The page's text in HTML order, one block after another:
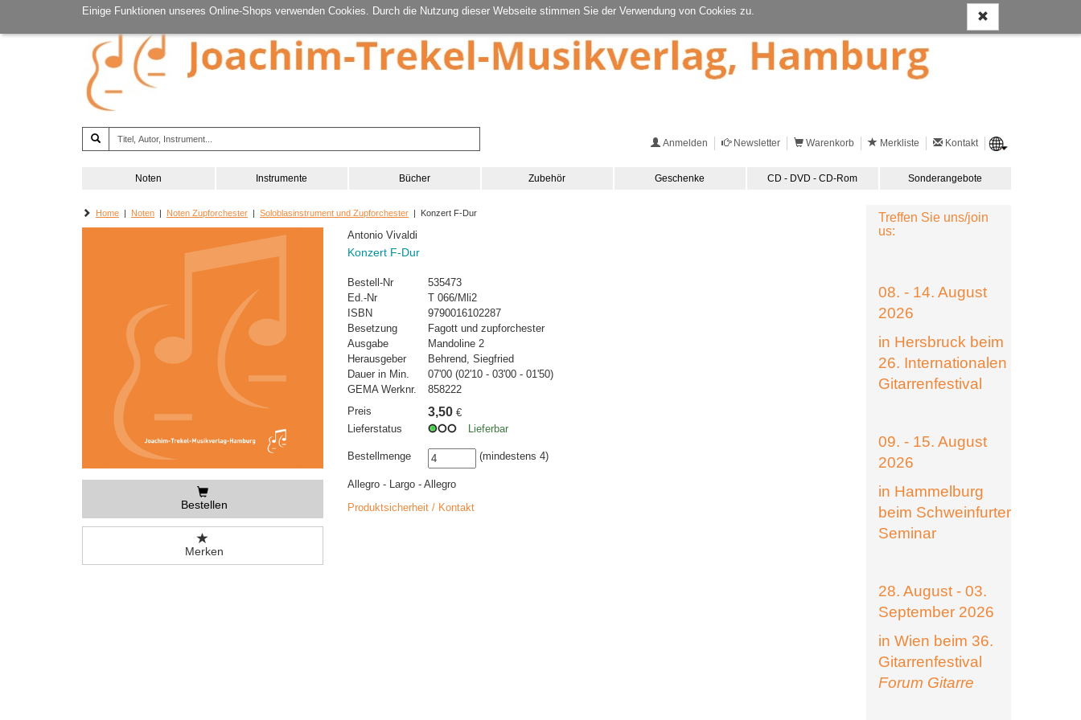
Einige Funktionen unseres Online-Shops verwenden Cookies. Durch die Nutzung dieser Webseite stimmen Sie der Verwendung von Cookies zu.
Anmelden Newsletter Warenkorb Merkliste Kontakt
Noten Instrumente Bücher Zubehör Geschenke CD - DVD - CD-Rom Sonderangebote
Home | Noten | Noten Zupforchester | Soloblasinstrument und Zupforchester | Konzert F-Dur
Bestellen
Merken
Antonio Vivaldi
Konzert F-Dur
Bestell-Nr
535473
Ed.-Nr
T 066/Mli2
ISBN
9790016102287
Besetzung
Fagott und zupforchester
Ausgabe
Mandoline 2
Herausgeber
Behrend, Siegfried
Dauer in Min.
07'00 (02'10 - 03'00 - 01'50)
GEMA Werknr.
858222
Preis
3,50 €
Lieferstatus
Lieferbar
Bestellmenge (mindestens 4)
Allegro - Largo - Allegro
Produktsicherheit / Kontakt
Treffen Sie uns/join
us:
08. - 14. August
2026
in Hersbruck beim
26. Internationalen
Gitarrenfestival
09. - 15. August
2026
in Hammelburg
beim Schweinfurter
Seminar
28. August - 03.
September 2026
in Wien beim 36.
Gitarrenfestival
Forum Gitarre